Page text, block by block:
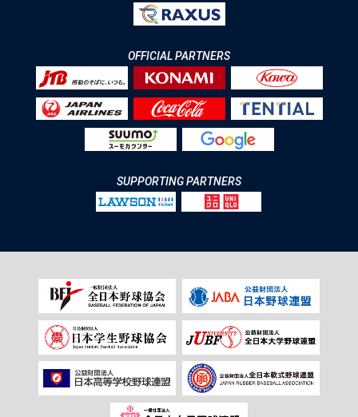
OFFICIAL PARTNERS
SUPPORTING PARTNERS